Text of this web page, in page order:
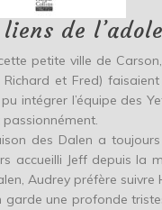
de
petite ville de
Richard et Fred)
intégrer l’équipe des
des Dalen a
accueilli Jeff depuis la
Audrey préfère suivre
garde une profonde